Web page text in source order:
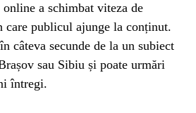
a schimbat viteza de
care publicul ajunge la conținut.
câteva secunde de la un subiect
sau Sibiu și poate urmări
întregi.